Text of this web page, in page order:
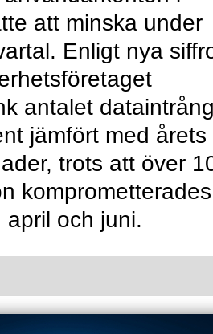
att minska under
Enligt nya
antalet
jämfört med årets
trots att över
komprometterades
och juni.